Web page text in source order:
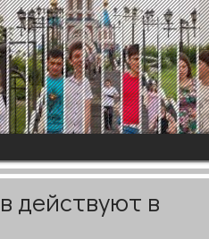
действуют в